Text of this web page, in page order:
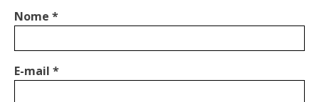
Nome *
E-mail *